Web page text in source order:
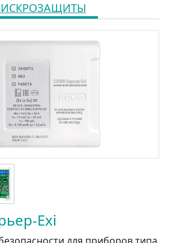
ИСКРОЗАЩИТЫ
Exi
для приборов типа